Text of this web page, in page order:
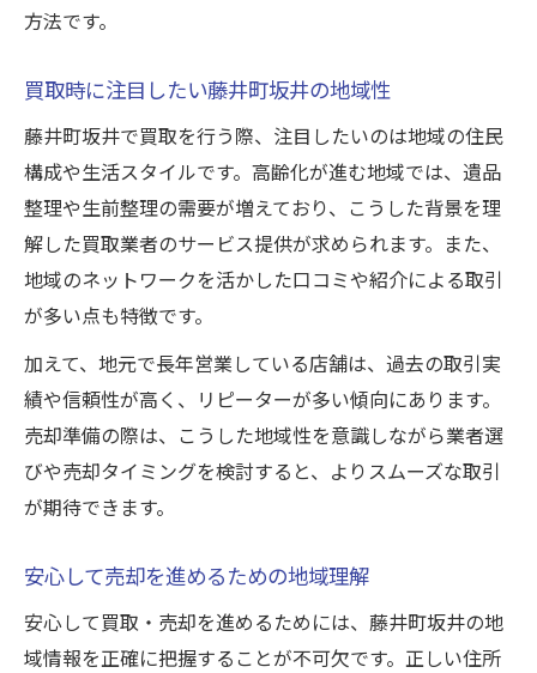
方法です。
買取時に注目したい藤井町坂井の地域性
藤井町坂井で買取を行う際、注目したいのは地域の住民
構成や生活スタイルです。高齢化が進む地域では、遺品
整理や生前整理の需要が増えており、こうした背景を理
解した買取業者のサービス提供が求められます。また、
地域のネットワークを活かした口コミや紹介による取引
が多い点も特徴です。
加えて、地元で長年営業している店舗は、過去の取引実
績や信頼性が高く、リピーターが多い傾向にあります。
売却準備の際は、こうした地域性を意識しながら業者選
びや売却タイミングを検討すると、よりスムーズな取引
が期待できます。
安心して売却を進めるための地域理解
安心して買取・売却を進めるためには、藤井町坂井の地
域情報を正確に把握することが不可欠です。正しい住所